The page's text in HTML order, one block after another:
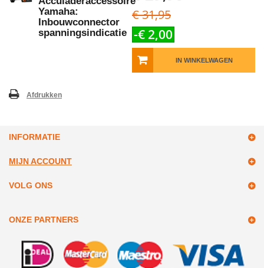
Yamaha:
Inbouwconnector
spanningsindicatie
€ 31,95
-€ 2,00
IN WINKELWAGEN
Afdrukken
INFORMATIE
MIJN ACCOUNT
VOLG ONS
ONZE PARTNERS